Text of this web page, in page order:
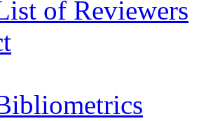
of Reviewers